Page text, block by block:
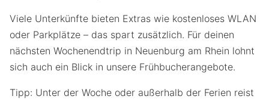
Viele Unterkünfte bieten Extras wie kostenloses WLAN
oder Parkplätze – das spart zusätzlich. Für deinen
nächsten Wochenendtrip in Neuenburg am Rhein lohnt
sich auch ein Blick in unsere Frühbucherangebote.
Tipp: Unter der Woche oder außerhalb der Ferien reist